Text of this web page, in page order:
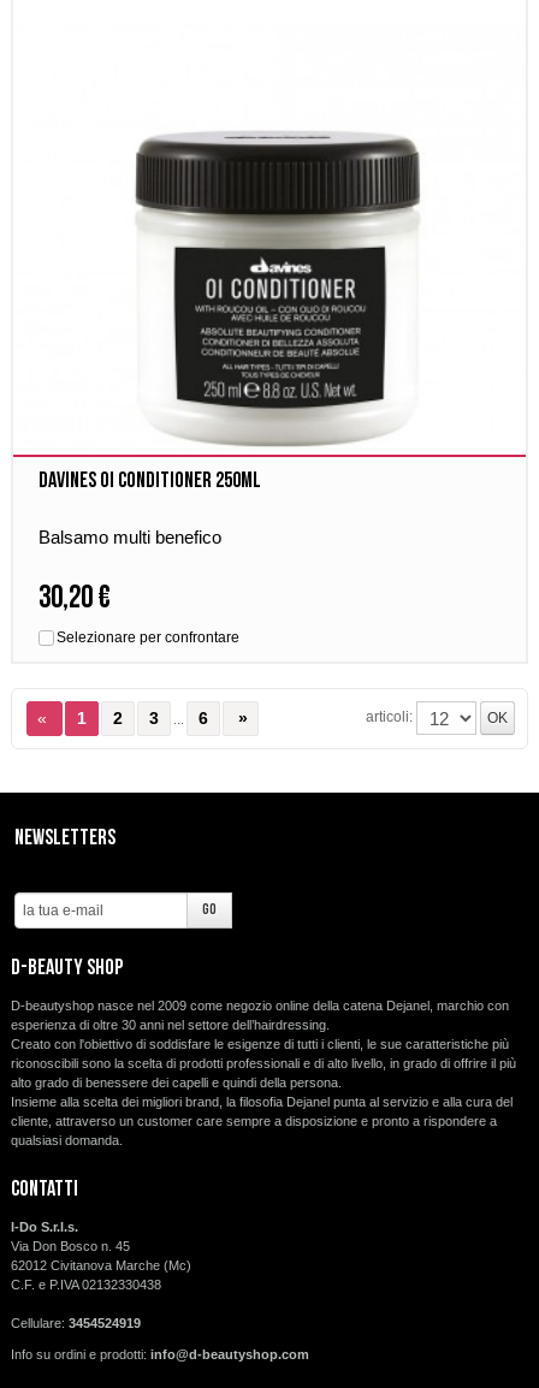
Davines OI Conditioner 250ml
Balsamo multi benefico
30,20 €
Selezionare per confrontare
« 1 2 3 6 » articoli:
Newsletters
d-beauty shop
D-beautyshop nasce nel 2009 come negozio online della catena Dejanel, marchio con
esperienza di oltre 30 anni nel settore dell’hairdressing.
Creato con l'obiettivo di soddisfare le esigenze di tutti i clienti, le sue caratteristiche più
riconoscibili sono la scelta di prodotti professionali e di alto livello, in grado di offrire il più
alto grado di benessere dei capelli e quindi della persona.
Insieme alla scelta dei migliori brand, la filosofia Dejanel punta al servizio e alla cura del
cliente, attraverso un customer care sempre a disposizione e pronto a rispondere a
qualsiasi domanda.
Contatti
I-Do S.r.l.s.
Via Don Bosco n. 45
62012 Civitanova Marche (Mc)
C.F. e P.IVA 02132330438
Cellulare: 3454524919
Info su ordini e prodotti: info@d-beautyshop.com